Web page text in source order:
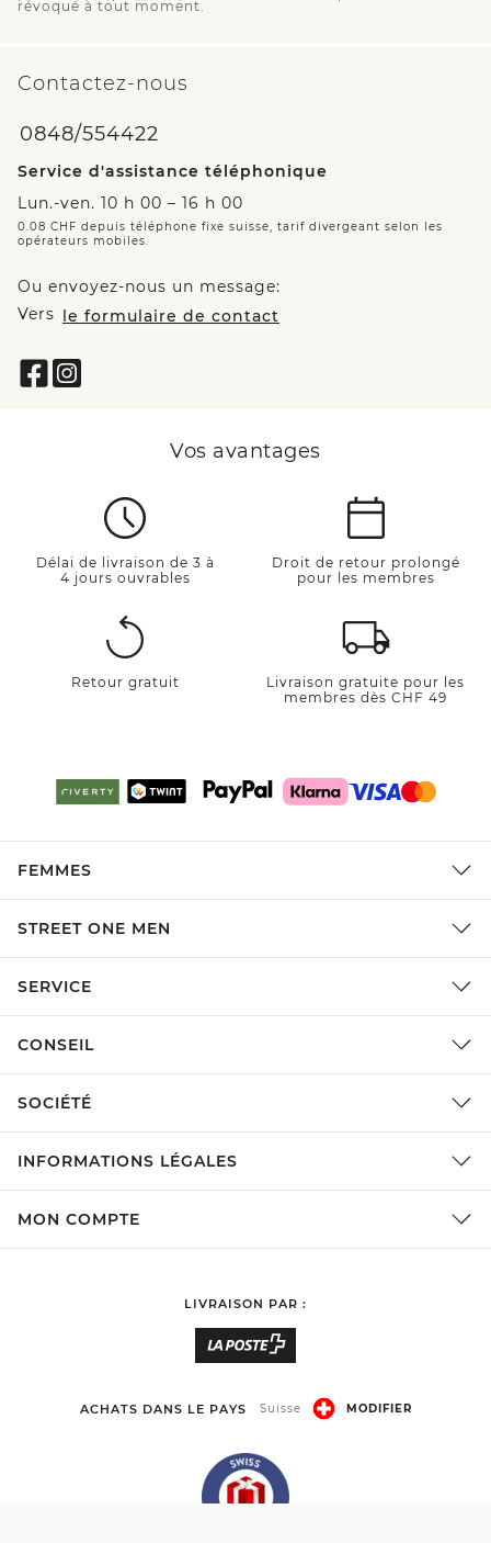
révoqué à tout moment.
Contactez-nous
0848/554422
Service d'assistance téléphonique
Lun.-ven. 10 h 00 – 16 h 00
0.08 CHF depuis téléphone fixe suisse, tarif divergeant selon les
opérateurs mobiles.
Ou envoyez-nous un message:
Vers le formulaire de contact
Vos avantages
Délai de livraison de 3 à
4 jours ouvrables
Droit de retour prolongé
pour les membres
Retour gratuit
Livraison gratuite pour les
membres dès CHF 49
FEMMES
STREET ONE MEN
SERVICE
CONSEIL
SOCIÉTÉ
INFORMATIONS LÉGALES
MON COMPTE
LIVRAISON PAR :
ACHATS DANS LE PAYS Suisse MODIFIER